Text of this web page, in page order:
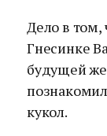
Дело в том,
Гнесинке
будущей
кукол.